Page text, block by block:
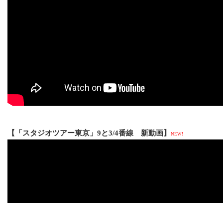
【「スタジオツアー東京」9と3/4番線 新動画】 NEW!